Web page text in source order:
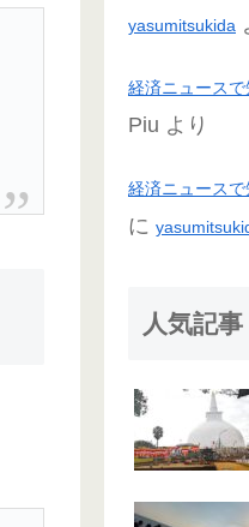
yasumitsukida
経済ニュース
Piu より
経済ニュース
に
人気記事